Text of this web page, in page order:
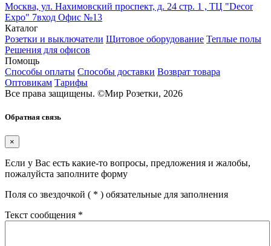
Москва, ул. Нахимовский проспект, д. 24 стр. 1 , ТЦ "Decor
Expo" 7вход Офис №13
Каталог
Розетки и выключатели Щитовое оборудование Теплые полы
Решения для офисов
Помощь
Способы оплаты Способы доставки Возврат товара
Оптовикам Тарифы
Все права защищены. ©Мир Розетки, 2026
Обратная связь
×
Если у Вас есть какие-то вопросы, предложения и жалобы,
пожалуйста заполните форму
Поля со звездочкой ( * ) обязательные для заполнения
Текст сообщения *